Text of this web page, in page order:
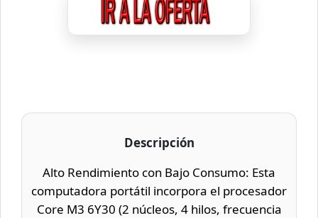
Descripción
Alto Rendimiento con Bajo Consumo: Esta
computadora portátil incorpora el procesador
Core M3 6Y30 (2 núcleos, 4 hilos, frecuencia